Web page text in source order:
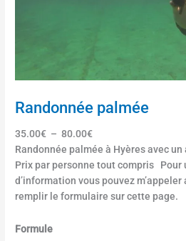
Randonnée palmée
35.00€ – 80.00€
Randonnée palmée à Hyères avec
Prix par personne tout compris Pour
d’information vous pouvez m’appeler
remplir le formulaire sur cette page.
Formule
q